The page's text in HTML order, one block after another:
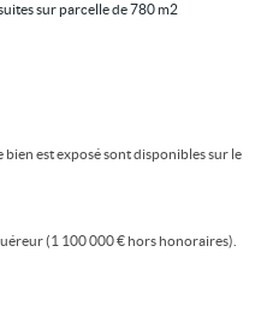
sur parcelle de 780 m2
est exposé sont disponibles sur le
(1 100 000 € hors honoraires).